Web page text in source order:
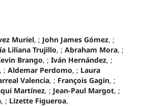
Muriel, ; John James Gómez, ;
Liliana Trujillo, ; Abraham Mora, ;
Brango, ; Iván Hernández, ;
; Aldemar Perdomo, ; Laura
Valencia, ; François Gagin, ;
Martínez, ; Jean-Paul Margot, ;
, ; Lizette Figueroa,